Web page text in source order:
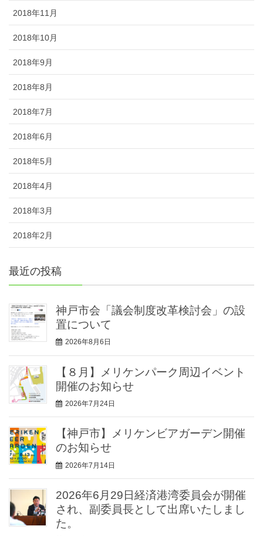
2018年11月
2018年10月
2018年9月
2018年8月
2018年7月
2018年6月
2018年5月
2018年4月
2018年3月
2018年2月
最近の投稿
神戸市会「議会制度改革検討会」の設
置について
2026年8月6日
【８月】メリケンパーク周辺イベント
開催のお知らせ
2026年7月24日
【神戸市】メリケンビアガーデン開催
のお知らせ
2026年7月14日
2026年6月29日経済港湾委員会が開催
され、副委員長として出席いたしまし
た。